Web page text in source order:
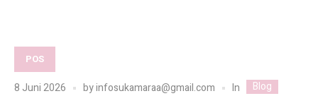
POS
8 Juni 2026 byinfosukamaraa@gmail.com In Blog